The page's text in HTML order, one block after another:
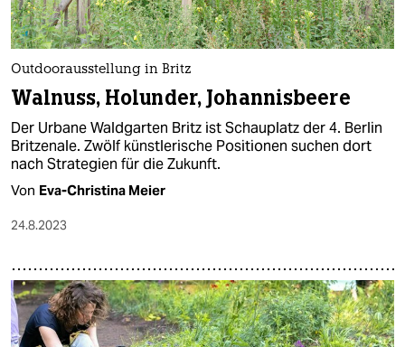
Outdoorausstellung in Britz
Walnuss, Holunder, Johannisbeere
Der Urbane Waldgarten Britz ist Schauplatz der 4. Berlin
Britzenale. Zwölf künstlerische Positionen suchen dort
nach Strategien für die Zukunft.
Von Eva-Christina Meier
24.8.2023